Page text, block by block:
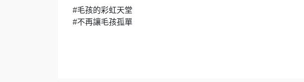
#毛孩的彩虹天堂
#不再讓毛孩孤單